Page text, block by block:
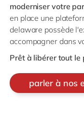
moderniser votre
en place une
delaware possède
accompagner dans
Prêt à libérer tout le
parler à nos